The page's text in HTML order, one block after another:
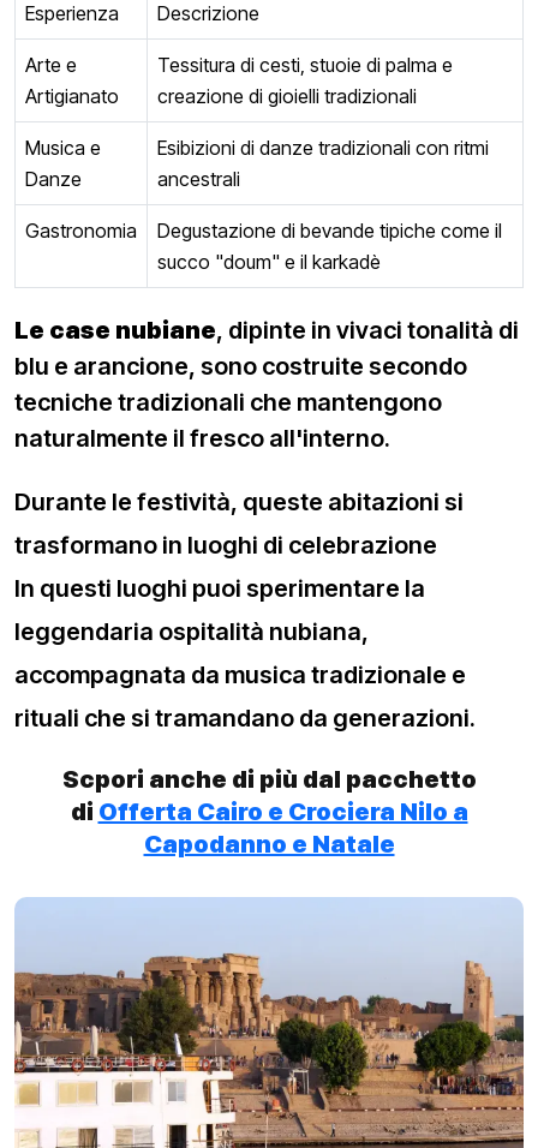
Esperienza Descrizione
Arte e
Artigianato
Tessitura di cesti, stuoie di palma e
creazione di gioielli tradizionali
Musica e
Danze
Esibizioni di danze tradizionali con ritmi
ancestrali
Gastronomia
Degustazione di bevande tipiche come il
succo "doum" e il karkadè
Le case nubiane, dipinte in vivaci tonalità di
blu e arancione, sono costruite secondo
tecniche tradizionali che mantengono
naturalmente il fresco all'interno.
Durante le festività, queste abitazioni si
trasformano in luoghi di celebrazione
In questi luoghi puoi sperimentare la
leggendaria ospitalità nubiana,
accompagnata da musica tradizionale e
rituali che si tramandano da generazioni.
Scpori anche di più dal pacchetto
di Offerta Cairo e Crociera Nilo a
Capodanno e Natale